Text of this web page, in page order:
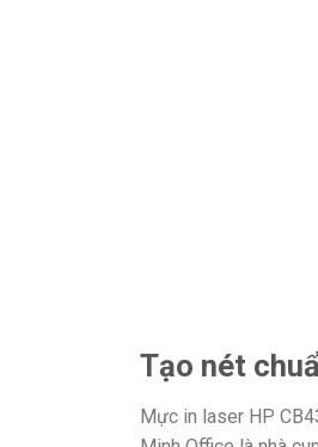
Tạo nét
Mực in laser HP